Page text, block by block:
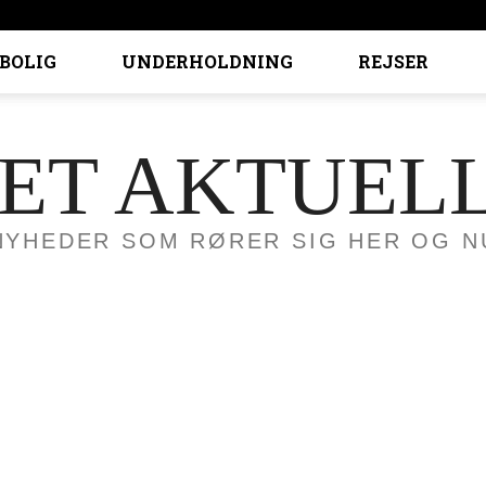
BOLIG UNDERHOLDNING REJSER
SOM RØRER SIG HER OG